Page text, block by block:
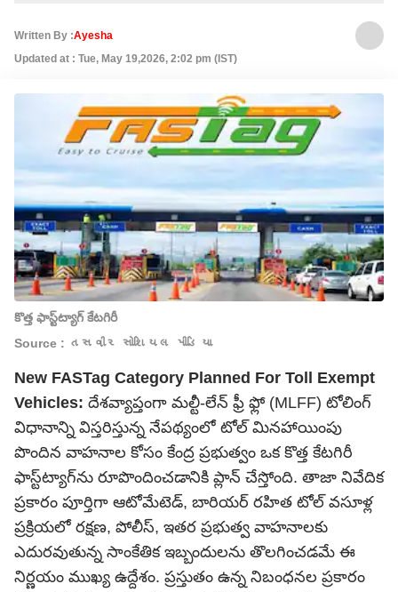
Written By :Ayesha
Updated at : Tue, May 19,2026, 2:02 pm (IST)
కొత్త ఫాస్ట్‌ట్యాగ్ కేటగిరీ
Source : તસવીર સોશિયલ મીડિયા
New FASTag Category Planned For Toll Exempt
Vehicles: దేశవ్యాప్తంగా మల్టీ-లేన్ ఫ్రీ ఫ్లో (MLFF) టోలింగ్
విధానాన్ని విస్తరిస్తున్న నేపథ్యంలో టోల్ మినహాయింపు
పొందిన వాహనాల కోసం కేంద్ర ప్రభుత్వం ఒక కొత్త కేటగిరీ
ఫాస్ట్‌ట్యాగ్‌ను రూపొందించడానికి ప్లాన్ చేస్తోంది. తాజా నివేదిక
ప్రకారం పూర్తిగా ఆటోమేటెడ్, బారియర్ రహిత టోల్ వసూళ్ల
ప్రక్రియలో రక్షణ, పోలీస్, ఇతర ప్రభుత్వ వాహనాలకు
ఎదురవుతున్న సాంకేతిక ఇబ్బందులను తొలగించడమే ఈ
నిర్ణయం ముఖ్య ఉద్దేశం. ప్రస్తుతం ఉన్న నిబంధనల ప్రకారం